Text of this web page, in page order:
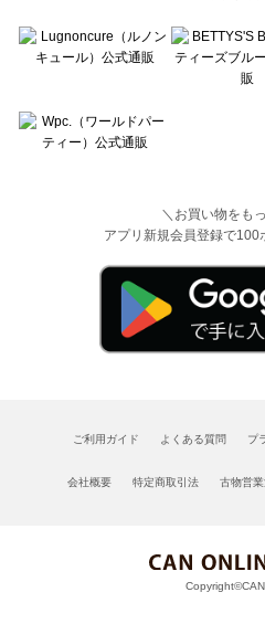
＼お買い物をも
アプリ新規会員登録で100
ご利用ガイド よくある質問 プ
会社概要 特定商取引法 古物営